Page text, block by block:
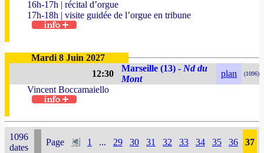
16h-17h | récital d’orgue
17h-18h | visite guidée de l’orgue en tribune
Mardi 8 Juin 2027
12:30
Marseille (13) - Nd du
Mont
plan (1096)
Vincent Boccamaiello
1096
dates
Page 1 ... 29 30 31 32 33 34 35 36 37